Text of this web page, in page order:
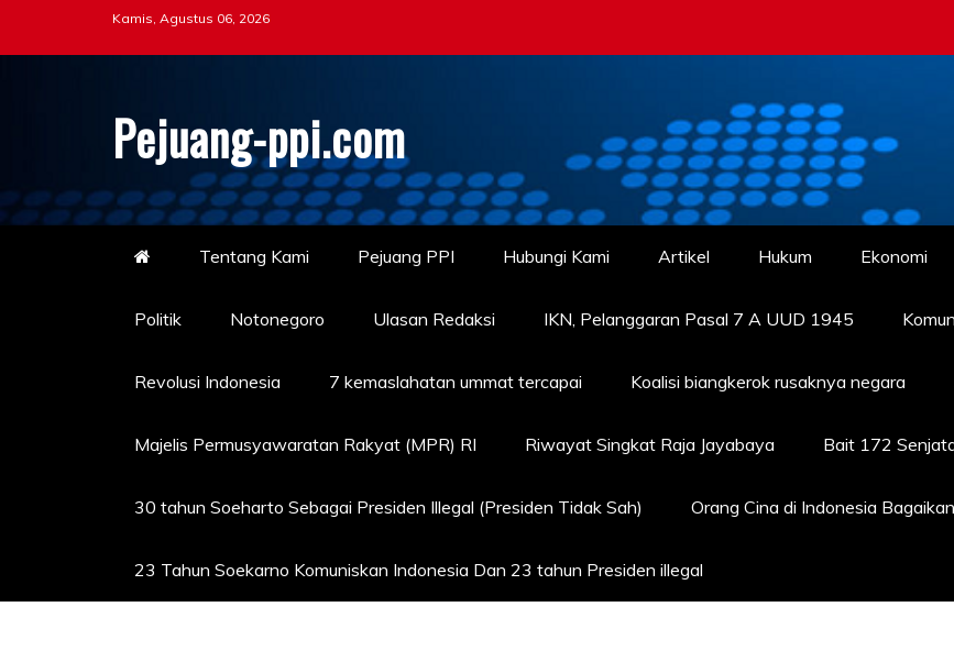
Kamis, Agustus 06, 2026
Pejuang-ppi.com
Tentang Kami Pejuang PPI Hubungi Kami Artikel Hukum Ekonomi
Politik Notonegoro Ulasan Redaksi IKN, Pelanggaran Pasal 7 A UUD 1945
Revolusi Indonesia 7 kemaslahatan ummat tercapai Koalisi biangkerok rusaknya negara
Majelis Permusyawaratan Rakyat (MPR) RI Riwayat Singkat Raja Jayabaya Bait 172
30 tahun Soeharto Sebagai Presiden Illegal (Presiden Tidak Sah) Orang Cina di Indonesia
23 Tahun Soekarno Komuniskan Indonesia Dan 23 tahun Presiden illegal